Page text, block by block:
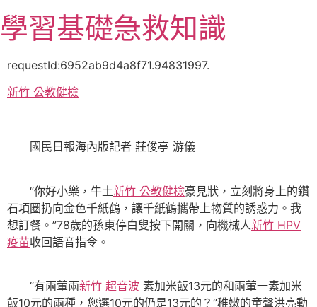
至
主
容
學習基礎急救知識
requestId:6952ab9d4a8f71.94831997.
新竹 公教健檢
國民日報海內版記者 莊俊亭 游儀
“你好小樂，牛土新竹 公教健檢豪見狀，立刻將身上的鑽
石項圈扔向金色千紙鶴，讓千紙鶴攜帶上物質的誘惑力。我
想訂餐。”78歲的孫東停白叟按下開關，向機械人新竹 HPV
疫苗收回語音指令。
“有兩葷兩新竹 超音波 素加米飯13元的和兩葷一素加米
飯10元的兩種，您選10元的仍是13元的？”稚嫩的童聲洪亮動